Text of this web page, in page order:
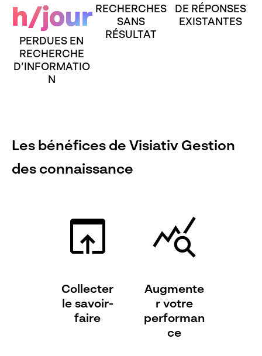
h/jour
PERDUES EN
RECHERCHE
D’INFORMATIO
N
RECHERCHES
SANS
RÉSULTAT
DE RÉPONSES
EXISTANTES
Les bénéfices de Visiativ Gestion
des connaissance
Collecter
le savoir-
faire
Augmente
r votre
performan
ce